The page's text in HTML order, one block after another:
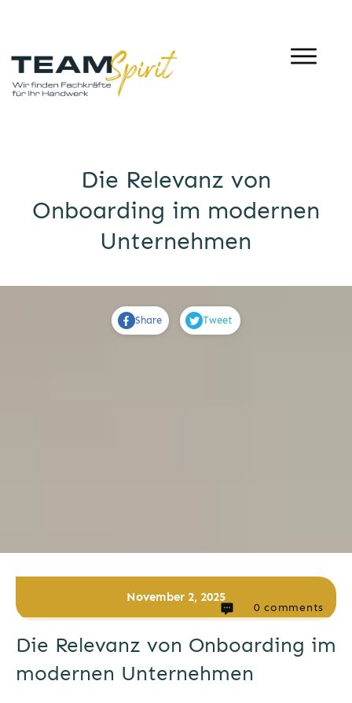
Die Relevanz von
Onboarding im modernen
Unternehmen
Share Tweet
November 2, 2025
0 comments
Die Relevanz von Onboarding im
modernen Unternehmen